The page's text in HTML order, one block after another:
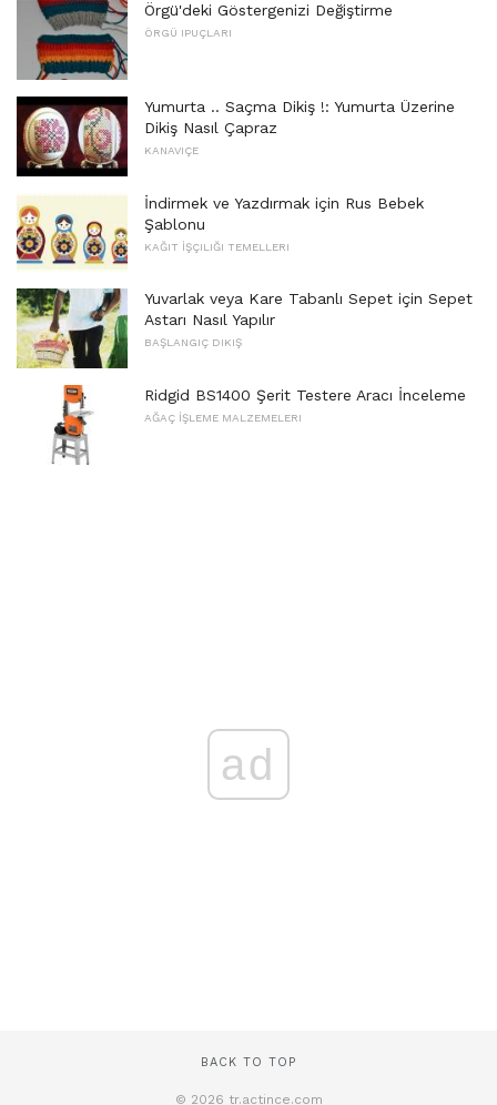
Örgü'deki Göstergenizi Değiştirme
ÖRGÜ IPUÇLARI
Yumurta .. Saçma Dikiş !: Yumurta Üzerine
Dikiş Nasıl Çapraz
KANAVIÇE
İndirmek ve Yazdırmak için Rus Bebek
Şablonu
KAĞIT İŞÇILIĞI TEMELLERI
Yuvarlak veya Kare Tabanlı Sepet için Sepet
Astarı Nasıl Yapılır
BAŞLANGIÇ ​​DIKIŞ
Ridgid BS1400 Şerit Testere Aracı İnceleme
AĞAÇ İŞLEME MALZEMELERI
ad
BACK TO TOP
© 2026 tr.actince.com